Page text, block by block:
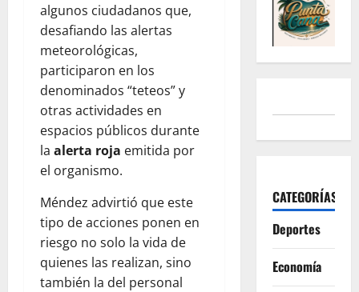
algunos ciudadanos que,
desafiando las alertas
meteorológicas,
participaron en los
denominados “teteos” y
otras actividades en
espacios públicos durante
la alerta roja emitida por
el organismo.
Méndez advirtió que este
tipo de acciones ponen en
riesgo no solo la vida de
quienes las realizan, sino
también la del personal
CATEGORÍAS
Deportes
Economía